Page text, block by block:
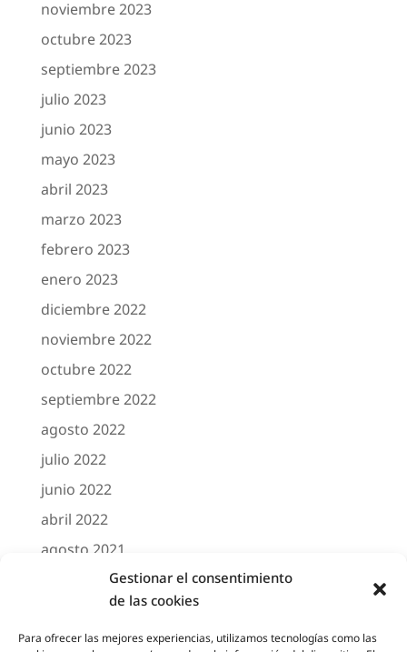
Gestionar el consentimiento
de las cookies
Para ofrecer las mejores experiencias, utilizamos tecnologías como las
noviembre 2023
octubre 2023
septiembre 2023
julio 2023
junio 2023
mayo 2023
abril 2023
marzo 2023
febrero 2023
enero 2023
diciembre 2022
noviembre 2022
octubre 2022
septiembre 2022
agosto 2022
julio 2022
junio 2022
abril 2022
agosto 2021
marzo 2021
febrero 2021
octubre 2020